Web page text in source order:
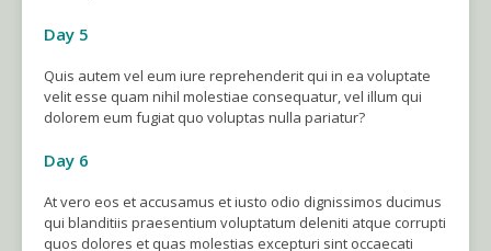
Day 5
Quis autem vel eum iure reprehenderit qui in ea voluptate
velit esse quam nihil molestiae consequatur, vel illum qui
dolorem eum fugiat quo voluptas nulla pariatur?
Day 6
At vero eos et accusamus et iusto odio dignissimos ducimus
qui blanditiis praesentium voluptatum deleniti atque corrupti
quos dolores et quas molestias excepturi sint occaecati